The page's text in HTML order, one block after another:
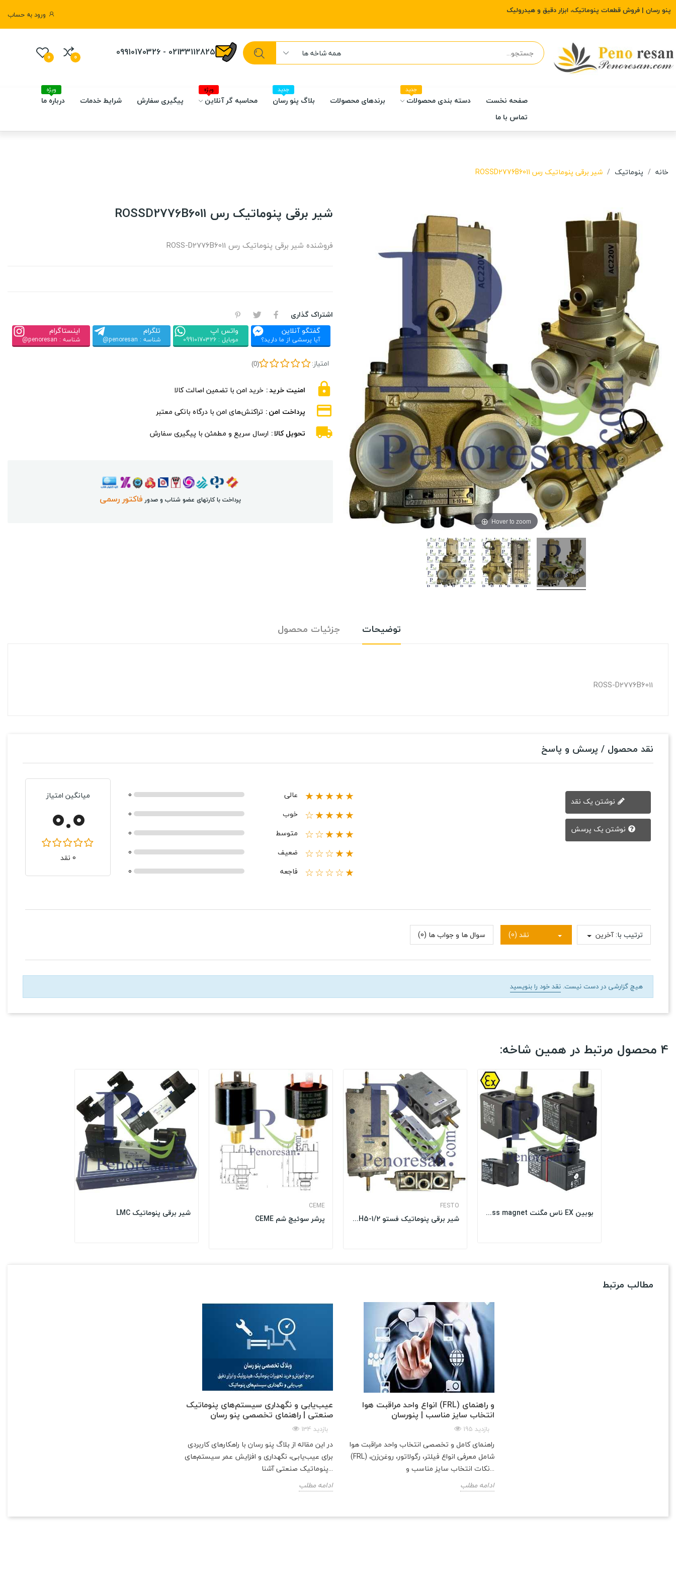
پنو رسان | فروش قطعات پنوماتیک، ابزار دقیق و هیدرولیک ورود به حساب
همه شاخه ها 02133112825 - 09910170326
0
0
صفحه نخست دسته بندی محصولات
جدید
برندهای محصولات بلاگ پنو رسان
جدید
محاسبه گر آنلاین
ویژه
پیگیری سفارش شرایط خدمات درباره ما
ویژه
تماس با ما
خانه پنوماتیک شیر برقی پنوماتیک رس ROSSD2776B6011
Hover to zoom
شیر برقی پنوماتیک رس ROSSD2776B6011
فروشنده شیر برقی پنوماتیک رس ROSS-D2776B6011
اشتراک گذاری
گفتگو آنلاین
آیا پرسشی از ما دارید؟
واتس اپ
موبایل : 09910170326
تلگرام
شناسه : penoresan@
اینستاگرام
شناسه : penoresan@
امتیاز: (0)
امنیت خرید خرید امن با تضمین اصالت کالا
پرداخت امن تراکنش‌های امن با درگاه بانکی معتبر
تحویل کالا ارسال سریع و مطمئن با پیگیری سفارش
پرداخت با کارتهای عضو شتاب و صدور فاکتور رسمی
توضیحات جزئیات محصول
ROSS-D2776B6011
نقد محصول / پرسش و پاسخ
میانگین امتیاز
0.0
0 نقد
★★★★★ عالی 0
★★★★☆ خوب 0
★★★☆☆ متوسط 0
★★☆☆☆ ضعیف 0
★☆☆☆☆ فاجعه 0
نوشتن یک پرسش
نقد (0) سوال ها و جواب ها (0) ترتیب با:آخرین
هیچ گزارشی در دست نیست. نقد خود را بنویسید
4 محصول مرتبط در همین شاخه:
شیر برقی پنوماتیک LMC
CEME
پرشر سوئیچ شم CEME
FESTO
شیر برقی پنوماتیک فستو JMFH5-1/2 بوبین EX ناس مگنت nass magnet
مطالب مرتبط
عیب‌یابی و نگهداری سیستم‌های پنوماتیک
صنعتی | راهنمای تخصصی پنو رسان
134 بازدید
در این مقاله از بلاگ پنو رسان با راهکارهای کاربردی
برای عیب‌یابی، نگهداری و افزایش عمر سیستم‌های
پنوماتیک صنعتی آشنا...
ادامه مطلب
انواع واحد مراقبت هوا (FRL) و راهنمای
انتخاب سایز مناسب | پنو‌رسان
195 بازدید
راهنمای کامل و تخصصی انتخاب واحد مراقبت هوا
(FRL) شامل معرفی انواع فیلتر، رگولاتور، روغن‌زن،
نکات انتخاب سایز مناسب و...
ادامه مطلب